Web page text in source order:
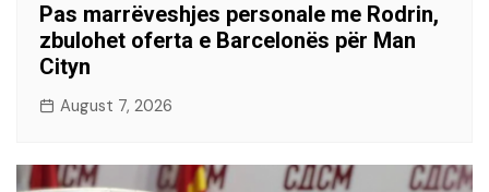
Pas marrëveshjes personale me Rodrin,
zbulohet oferta e Barcelonës për Man
Cityn
August 7, 2026